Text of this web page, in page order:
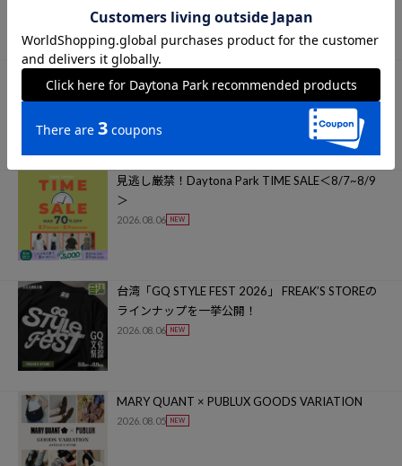
【アウトレット店舗限定】2BUY10%OFFキャンペ
ーン！＜8/8~8/16＞
見逃し厳禁！Daytona Park TIME SALE＜8/7~8/9
＞
2026.08.06
台湾「GQ STYLE FEST 2026」 FREAK’S STOREの
ラインナップを一挙公開！
2026.08.06
MARY QUANT × PUBLUX GOODS VARIATION
2026.08.05